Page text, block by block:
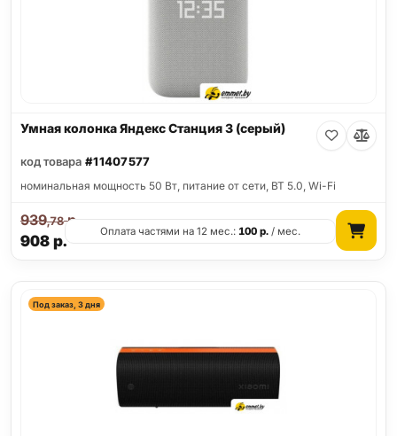
Умная колонка Яндекс Станция 3 (серый)
код товара #11407577
номинальная мощность 50 Вт, питание от сети, BT 5.0, Wi-Fi
908р.
939,78р.
Оплата частями на 12 мес.: 100р./ мес.
Под заказ, 3 дня